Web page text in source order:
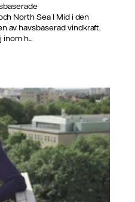
North Sea I Mid i den
av havsbaserad vindkraft.
h...